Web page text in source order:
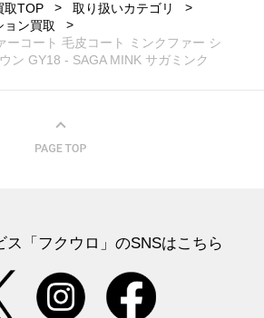
取TOP
取り扱いカテゴリ
ョン買取
ーコート 毛皮コート ミンクファー シ
ン GY18 - SAGA MINK サガミンク
ス「フクウロ」のSNSはこちら